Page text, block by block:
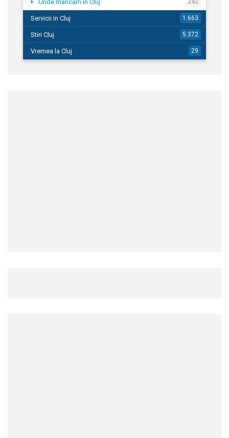
Unde mancam in Cluj 242
Servicii in Cluj 1.663
Stiri Cluj 5.372
Vremea la Cluj 29